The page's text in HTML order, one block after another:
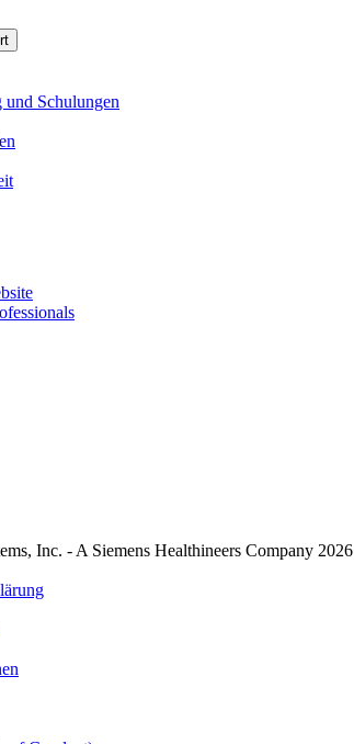
Schulungen
Inc. - A Siemens Healthineers Company 2026